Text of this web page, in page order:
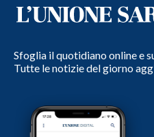
Sfoglia il quotidiano online e
Tutte le notizie del giorno